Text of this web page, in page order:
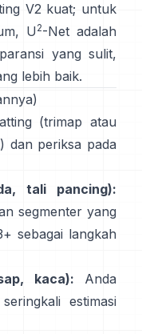
V2 kuat; untuk
U 2-Net adalah
yang sulit,
lebih baik.
(trimap atau
) dan periksa pada
tali pancing):
segmenter yang
sebagai langkah
kaca): Anda
estimasi